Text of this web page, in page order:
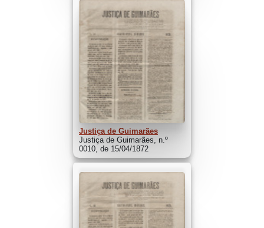
Justiça de Guimarães
Justiça de Guimarães, n.º
0010, de 15/04/1872